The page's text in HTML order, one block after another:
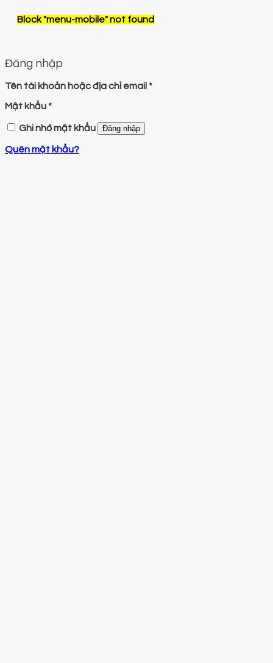
Block"menu-mobile"not found
Đăng nhập
Tên tài khoản hoặc địa chỉ email *
Mật khẩu*
Ghi nhớ mật khẩu Đăng nhập
Quên mật khẩu?